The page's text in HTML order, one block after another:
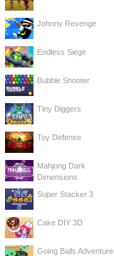
Johnny Revenge
Endless Siege
Bubble Shooter
Tiny Diggers
Toy Defense
Mahjong Dark
Dimensions
Super Stacker 3
Cake DIY 3D
Going Balls Adventure